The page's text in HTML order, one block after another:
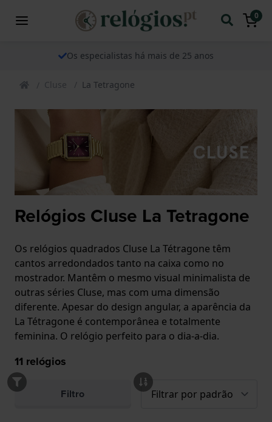
0
Os especialistas há mais de 25 anos
Cluse La Tetragone
Relógios Cluse La Tetragone
Os relógios quadrados Cluse La Tétragone têm
cantos arredondados tanto na caixa como no
mostrador. Mantêm o mesmo visual minimalista de
outras séries Cluse, mas com uma dimensão
diferente. Apesar do design angular, a aparência da
La Tétragone é contemporânea e totalmente
feminina. O relógio perfeito para o dia-a-dia.
11 relógios
Filtro